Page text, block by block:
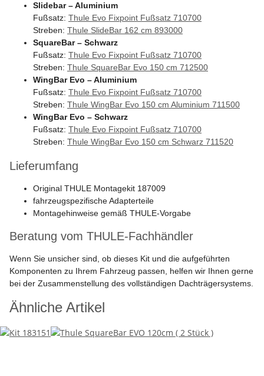
Slidebar – Aluminium
Fußsatz: Thule Evo Fixpoint Fußsatz 710700
Streben: Thule SlideBar 162 cm 893000
SquareBar – Schwarz
Fußsatz: Thule Evo Fixpoint Fußsatz 710700
Streben: Thule SquareBar Evo 150 cm 712500
WingBar Evo – Aluminium
Fußsatz: Thule Evo Fixpoint Fußsatz 710700
Streben: Thule WingBar Evo 150 cm Aluminium 711500
WingBar Evo – Schwarz
Fußsatz: Thule Evo Fixpoint Fußsatz 710700
Streben: Thule WingBar Evo 150 cm Schwarz 711520
Lieferumfang
Original THULE Montagekit 187009
fahrzeugspezifische Adapterteile
Montagehinweise gemäß THULE-Vorgabe
Beratung vom THULE-Fachhändler
Wenn Sie unsicher sind, ob dieses Kit und die aufgeführten
Komponenten zu Ihrem Fahrzeug passen, helfen wir Ihnen gerne
bei der Zusammenstellung des vollständigen Dachträgersystems.
Ähnliche Artikel